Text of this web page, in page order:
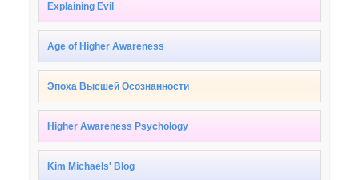
Explaining Evil
Age of Higher Awareness
Эпоха Высшей Осознанности
Higher Awareness Psychology
Kim Michaels' Blog